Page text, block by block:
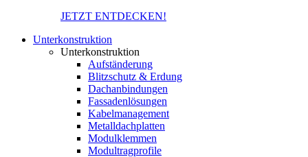
JETZT ENTDECKEN!
Unterkonstruktion
Unterkonstruktion
Aufständerung
Blitzschutz & Erdung
Dachanbindungen
Fassadenlösungen
Kabelmanagement
Metalldachplatten
Modulklemmen
Modultragprofile